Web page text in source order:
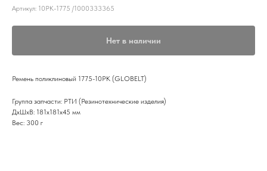
Артикул: 10РК-1775 /1000333365
Нет в наличии
Ремень поликлиновый 1775-10РК (GLOBELT)
Группа запчасти: РТИ (Резинотехнические изделия)
ДxШxВ: 181x181x45 мм
Вес: 300 г